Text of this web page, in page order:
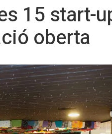
15 start-
oberta